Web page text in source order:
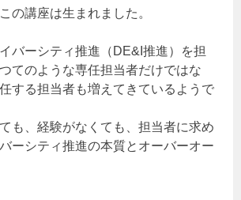
の講座は生まれました。
バーシティ推進（DE&I推進）を担
てのような専任担当者だけではな
する担当者も増えてきているようで
も、経験がなくても、担当者に求め
ーシティ推進の本質とオーバーオー